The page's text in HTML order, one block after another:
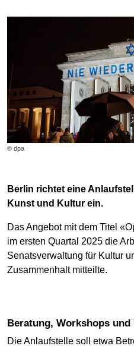
© dpa
Berlin richtet eine
Kunst und Kultur ein.
Das Angebot mit dem Titel
im ersten Quartal 2025 die
Senatsverwaltung für Kultur
Zusammenhalt mitteilte.
Beratung, Workshops
Die Anlaufstelle soll etwa